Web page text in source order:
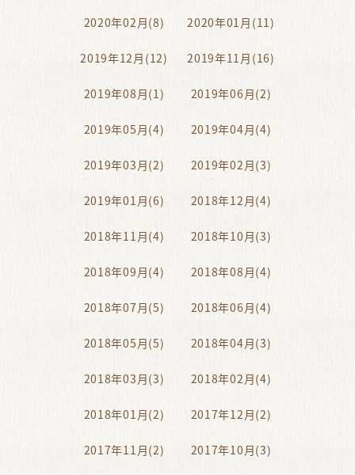
2020年02月(8) 2020年01月(11)
2019年12月(12) 2019年11月(16)
2019年08月(1) 2019年06月(2)
2019年05月(4) 2019年04月(4)
2019年03月(2) 2019年02月(3)
2019年01月(6) 2018年12月(4)
2018年11月(4) 2018年10月(3)
2018年09月(4) 2018年08月(4)
2018年07月(5) 2018年06月(4)
2018年05月(5) 2018年04月(3)
2018年03月(3) 2018年02月(4)
2018年01月(2) 2017年12月(2)
2017年11月(2) 2017年10月(3)